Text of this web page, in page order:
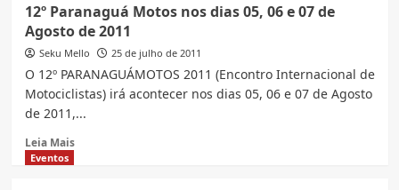
Laguna
Seca
Moto
Show
Cidade
de
Retiro
2011
dias
06
12º Paranaguá Motos nos dias 05, 06 e 07 de
Agosto de 2011
Seku Mello 25 de julho de 2011
O 12º PARANAGUÁMOTOS 2011 (Encontro Internacional de
Motociclistas) irá acontecer nos dias 05, 06 e 07 de Agosto
de 2011,...
Leia MaisRead
Eventos